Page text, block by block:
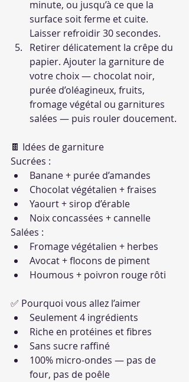
minute, ou jusqu’à ce que la
surface soit ferme et cuite.
Laisser refroidir 30 secondes.
Retirer délicatement la crêpe du
papier. Ajouter la garniture de
votre choix — chocolat noir,
purée d’oléagineux, fruits,
fromage végétal ou garnitures
salées — puis rouler doucement.
🍫 Idées de garniture
Sucrées :
Banane + purée d’amandes
Chocolat végétalien + fraises
Yaourt + sirop d’érable
Noix concassées + cannelle
Salées :
Fromage végétalien + herbes
Avocat + flocons de piment
Houmous + poivron rouge rôti
✅ Pourquoi vous allez l’aimer
Seulement 4 ingrédients
Riche en protéines et fibres
Sans sucre raffiné
100% micro-ondes — pas de
four, pas de poêle